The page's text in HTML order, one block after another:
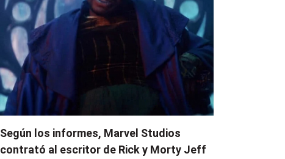
Según los informes, Marvel Studios
contrató al escritor de Rick y Morty Jeff